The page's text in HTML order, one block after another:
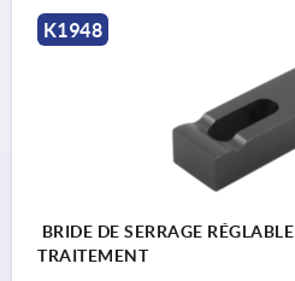
K1948
BRIDE DE SERRAGE
TRAITEMENT